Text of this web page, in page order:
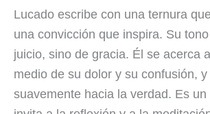
Lucado escribe con una ternura
una convicción que inspira. Su
juicio, sino de gracia. Él se acerca
medio de su dolor y su confusión,
suavemente hacia la verdad. Es